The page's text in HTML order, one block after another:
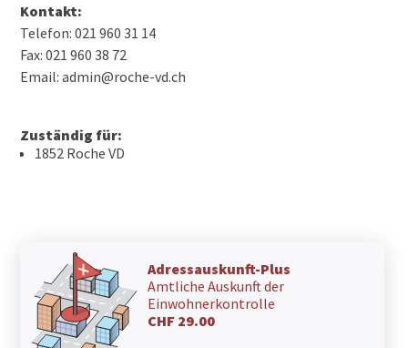
Kontakt:
Telefon: 021 960 31 14
Fax: 021 960 38 72
Email: admin@roche-vd.ch
Zuständig für:
1852 Roche VD
Adressauskunft-Plus
Amtliche Auskunft der
Einwohnerkontrolle
CHF 29.00